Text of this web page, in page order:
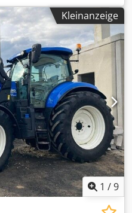
Kleinanzeige
1 /9